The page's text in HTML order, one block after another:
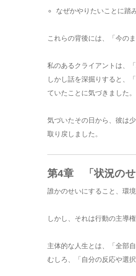
なぜかやりたいことに踏
これらの背後には、「今の
私のあるクライアントは、
しかし話を深掘りすると、
ていたことに気づきました。
気づいたその日から、彼は
取り戻しました。
第4章 「状況のせ
誰かのせいにすること、環
しかし、それは行動の主導
主体的な人生とは、「全部
むしろ、「自分の反応や選